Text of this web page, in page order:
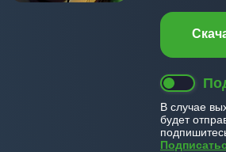
В случае
будет